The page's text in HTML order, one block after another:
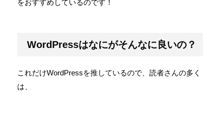
をおすすめしているのです！
WordPressはなにがそんなに良いの？
これだけWordPressを推しているので、読者さんの多く
は、